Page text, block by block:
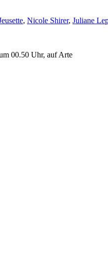
, Nicole Shirer, Juliane
00.50 Uhr, auf Arte